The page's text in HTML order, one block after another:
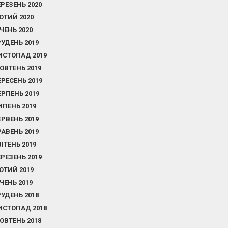
2020
2020
2020
2019
2019
2019
2019
2019
2019
2019
2019
2019
2019
2019
2019
2018
2018
2018